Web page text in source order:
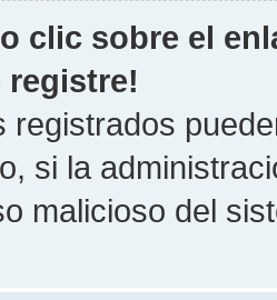
clic sobre el
registre!
registrados
si la
malicioso del